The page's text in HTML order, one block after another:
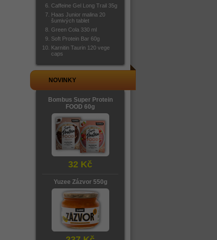
Caffeine Gel Long Trail 35g
Haas Junior malina 20
šumivých tablet
Green Cola 330 ml
Soft Protein Bar 60g
Karnitin Taurin 120 vege
caps
NOVINKY
Bombus Super Protein
FOOD 60g
32 Kč
Yuzee Zázvor 550g